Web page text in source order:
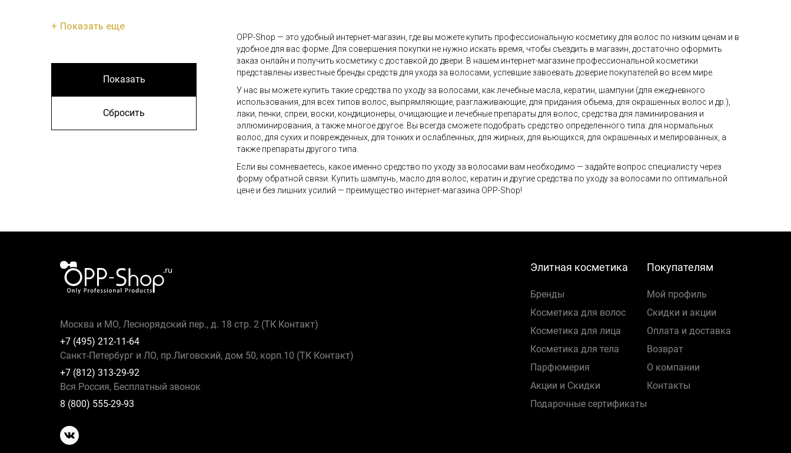
Показать еще
Показать
Сбросить
OPP-Shop — это удобный интернет-магазин, где вы можете купить профессиональную косметику для волос по низким ценам и в
удобное для вас форме. Для совершения покупки не нужно искать время, чтобы съездить в магазин, достаточно оформить
заказ онлайн и получить косметику с доставкой до двери. В нашем интернет-магазине профессиональной косметики
представлены известные бренды средств для ухода за волосами, успевшие завоевать доверие покупателей во всем мире.
У нас вы можете купить такие средства по уходу за волосами, как лечебные масла, кератин, шампуни (для ежедневного
использования, для всех типов волос, выпрямляющие, разглаживающие, для придания объема, для окрашенных волос и др.),
лаки, пенки, спреи, воски, кондиционеры, очищающие и лечебные препараты для волос, средства для ламинирования и
эллюминирования, а также многое другое. Вы всегда сможете подобрать средство определенного типа: для нормальных
волос, для сухих и поврежденных, для тонких и ослабленных, для жирных, для вьющихся, для окрашенных и мелированных, а
также препараты другого типа.
Если вы сомневаетесь, какое именно средство по уходу за волосами вам необходимо — задайте вопрос специалисту через
форму обратной связи. Купить шампунь, масло для волос, кератин и другие средства по уходу за волосами по оптимальной
цене и без лишних усилий — преимущество интернет-магазина OPP-Shop!
Москва и МО, Леснорядский пер., д. 18 стр. 2 (ТК Контакт)
+7 (495) 212-11-64
Санкт-Петербург и ЛО, пр.Лиговский, дом 50, корп.10 (ТК Контакт)
+7 (812) 313-29-92
Вся Россия, Бесплатный звонок
8 (800) 555-29-93
Элитная косметика
Бренды
Косметика для волос
Косметика для лица
Косметика для тела
Парфюмерия
Акции и Скидки
Подарочные сертификаты
Покупателям
Мой профиль
Скидки и акции
Оплата и доставка
Возврат
О компании
Контакты